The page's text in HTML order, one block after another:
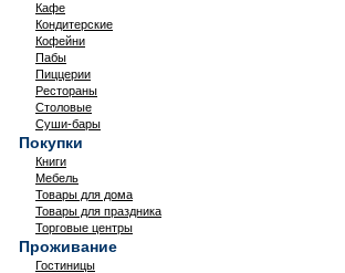
Кафе
Кондитерские
Кофейни
Пабы
Пиццерии
Рестораны
Столовые
Суши-бары
Покупки
Книги
Мебель
Товары для дома
Товары для праздника
Торговые центры
Проживание
Гостиницы